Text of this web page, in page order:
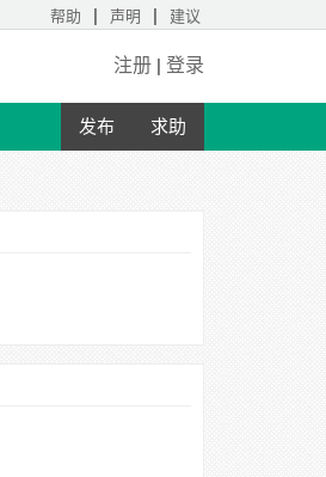
帮助 | 声明 | 建议
注册 | 登录
发布 求助